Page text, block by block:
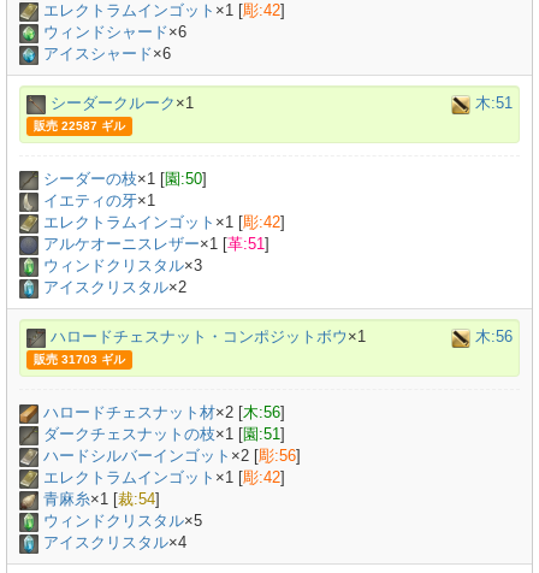
エレクトラムインゴット ×1 [彫:42]
ウィンドシャード×6
アイスシャード×6
シーダークルーク ×1 木:51
販売 22587 ギル
シーダーの枝×1 [園:50]
イエティの牙×1
エレクトラムインゴット ×1 [彫:42]
アルケオーニスレザー×1 [革:51]
ウィンドクリスタル×3
アイスクリスタル×2
ハロードチェスナット・コンポジットボウ ×1 木:56
販売 31703 ギル
ハロードチェスナット材×2 [木:56]
ダークチェスナットの枝×1 [園:51]
ハードシルバーインゴット ×2 [彫:56]
エレクトラムインゴット ×1 [彫:42]
青麻糸×1 [裁:54]
ウィンドクリスタル×5
アイスクリスタル×4